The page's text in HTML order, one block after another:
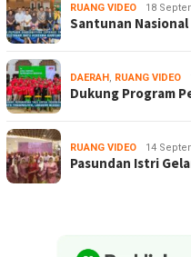
RUANG VIDEO 18
Santunan
DAERAH, RUANG VIDEO
Dukung Program
RUANG VIDEO 14
Pasundan Istri